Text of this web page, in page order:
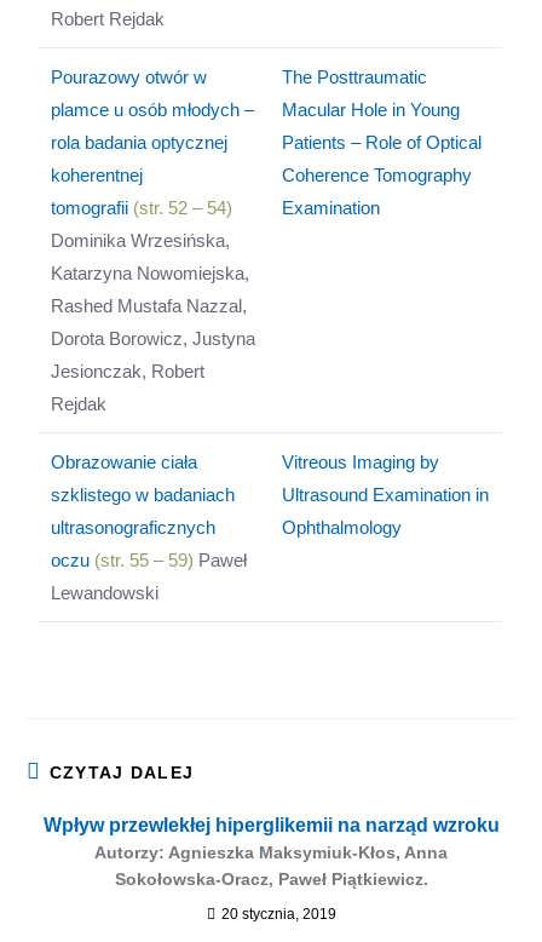
Robert Rejdak
Pourazowy otwór w
plamce u osób młodych –
rola badania optycznej
koherentnej
tomografii (str. 52 – 54)
Dominika Wrzesińska,
Katarzyna Nowomiejska,
Rashed Mustafa Nazzal,
Dorota Borowicz, Justyna
Jesionczak, Robert
Rejdak
The Posttraumatic
Macular Hole in Young
Patients – Role of Optical
Coherence Tomography
Examination
Obrazowanie ciała
szklistego w badaniach
ultrasonograficznych
oczu (str. 55 – 59) Paweł
Lewandowski
Vitreous Imaging by
Ultrasound Examination in
Ophthalmology
CZYTAJ DALEJ
Wpływ przewlekłej hiperglikemii na narząd wzroku
Autorzy: Agnieszka Maksymiuk-Kłos, Anna
Sokołowska-Oracz, Paweł Piątkiewicz.
20 stycznia, 2019